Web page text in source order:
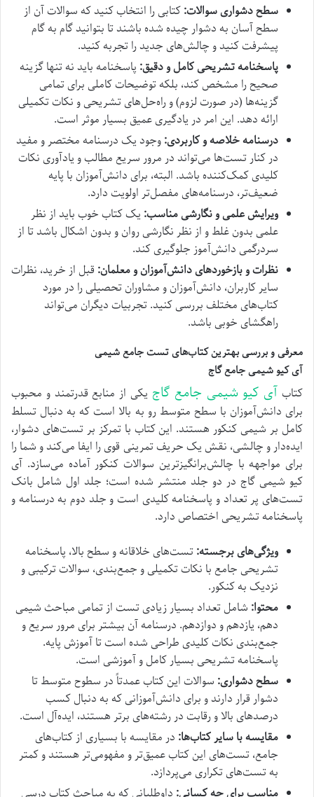
سطح دشواری سوالات:کتابی را انتخاب کنید که سوالات آن از
سطح آسان به دشوار چیده شده باشند تا بتوانید گام به گام
پیشرفت کنید و چالش‌های جدید را تجربه کنید.
پاسخنامه تشریحی کامل و دقیق: پاسخنامه باید نه تنها گزینه
صحیح را مشخص کند، بلکه توضیحات کاملی برای تمامی
گزینه‌ها (در صورت لزوم) و راه‌حل‌های تشریحی و نکات تکمیلی
ارائه دهد. این امر در یادگیری عمیق بسیار موثر است.
درسنامه خلاصه و کاربردی:وجود یک درسنامه مختصر و مفید
در کنار تست‌ها می‌تواند در مرور سریع مطالب و یادآوری نکات
کلیدی کمک‌کننده باشد. البته، برای دانش‌آموزان با پایه
ضعیف‌تر، درسنامه‌های مفصل‌تر اولویت دارد.
ویرایش علمی و نگارشی مناسب: یک کتاب خوب باید از نظر
علمی بدون غلط و از نظر نگارشی روان و بدون اشکال باشد تا از
سردرگمی دانش‌آموز جلوگیری کند.
نظرات و بازخوردهای دانش‌آموزان و معلمان: قبل از خرید، نظرات
سایر کاربران، دانش‌آموزان و مشاوران تحصیلی را در مورد
کتاب‌های مختلف بررسی کنید. تجربیات دیگران می‌تواند
راهگشای خوبی باشد.
معرفی و بررسی بهترین کتاب‌های تست جامع شیمی
آی کیو شیمی جامع گاج
کتاب آی کیو شیمی جامع گاج یکی از منابع قدرتمند و محبوب
برای دانش‌آموزان با سطح متوسط رو به بالا است که به دنبال تسلط
کامل بر شیمی کنکور هستند. این کتاب با تمرکز بر تست‌های دشوار،
ایده‌دار و چالشی، نقش یک حریف تمرینی قوی را ایفا می‌کند و شما را
برای مواجهه با چالش‌برانگیزترین سوالات کنکور آماده می‌سازد. آی
کیو شیمی گاج در دو جلد منتشر شده است؛ جلد اول شامل بانک
تست‌های پر تعداد و پاسخنامه کلیدی است و جلد دوم به درسنامه و
پاسخنامه تشریحی اختصاص دارد.
ویژگی‌های برجسته:تست‌های خلاقانه و سطح بالا، پاسخنامه
تشریحی جامع با نکات تکمیلی و جمع‌بندی، سوالات ترکیبی و
نزدیک به کنکور.
محتوا: شامل تعداد بسیار زیادی تست از تمامی مباحث شیمی
دهم، یازدهم و دوازدهم. درسنامه آن بیشتر برای مرور سریع و
جمع‌بندی نکات کلیدی طراحی شده است تا آموزش پایه.
پاسخنامه تشریحی بسیار کامل و آموزشی است.
سطح دشواری: سوالات این کتاب عمدتاً در سطوح متوسط تا
دشوار قرار دارند و برای دانش‌آموزانی که به دنبال کسب
درصدهای بالا و رقابت در رشته‌های برتر هستند، ایده‌آل است.
مقایسه با سایر کتاب‌ها: در مقایسه با بسیاری از کتاب‌های
جامع، تست‌های این کتاب عمیق‌تر و مفهومی‌تر هستند و کمتر
به تست‌های تکراری می‌پردازد.